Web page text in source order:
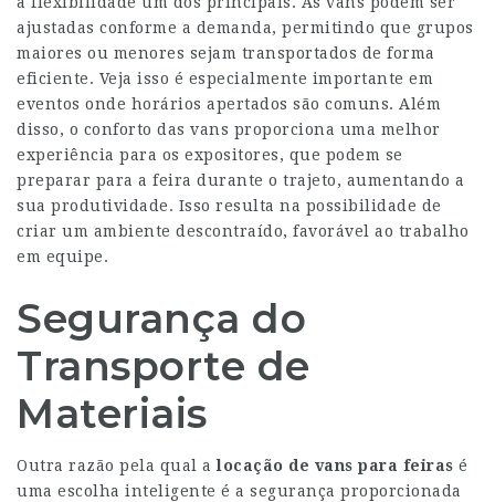
ajustadas conforme a demanda, permitindo que grupos
maiores ou menores sejam transportados de forma
eficiente. Veja isso é especialmente importante em
eventos onde horários apertados são comuns. Além
disso, o conforto das vans proporciona uma melhor
experiência para os expositores, que podem se
preparar para a feira durante o trajeto, aumentando a
sua produtividade. Isso resulta na possibilidade de
criar um ambiente descontraído, favorável ao trabalho
em equipe.
Segurança do
Transporte de
Materiais
Outra razão pela qual alocação de vans para feiras é
uma escolha inteligente é a segurança proporcionada